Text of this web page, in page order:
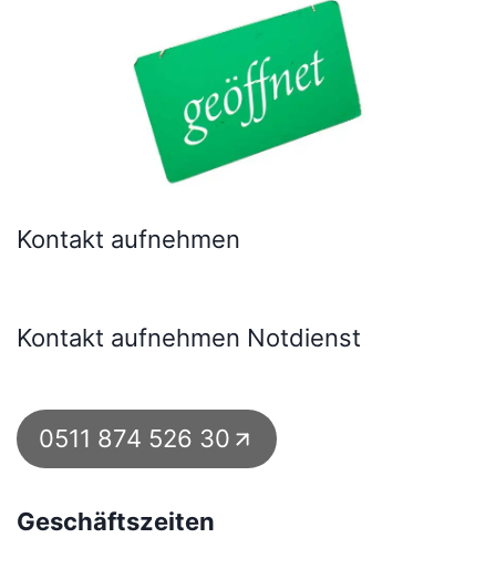
Kontakt aufnehmen
Kontakt aufnehmen Notdienst
0511 874 526 30
Geschäftszeiten